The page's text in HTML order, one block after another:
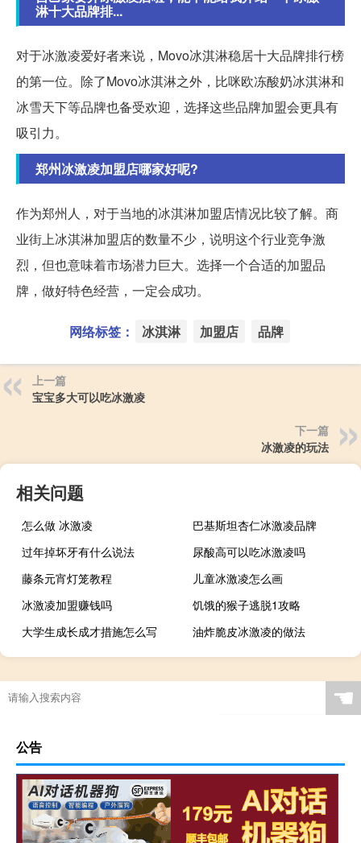
淋十大品牌排...
对于冰激凌爱好者来说，Movo冰淇淋稳居十大品牌排行榜
的第一位。除了Movo冰淇淋之外，比咪欧冻酸奶冰淇淋和
冰雪天下等品牌也备受欢迎，选择这些品牌加盟会更具有
吸引力。
郑州冰激凌加盟店哪家好呢?
作为郑州人，对于当地的冰淇淋加盟店情况比较了解。商
业街上冰淇淋加盟店的数量不少，说明这个行业竞争激
烈，但也意味着市场潜力巨大。选择一个合适的加盟品
牌，做好特色经营，一定会成功。
网络标签： 冰淇淋 加盟店 品牌
上一篇
宝宝多大可以吃冰激凌
下一篇
冰激凌的玩法
相关问题
怎么做 冰激凌
巴基斯坦杏仁冰激凌品牌
过年掉坏牙有什么说法
尿酸高可以吃冰激凌吗
藤条元宵灯笼教程
儿童冰激凌怎么画
冰激凌加盟赚钱吗
饥饿的猴子逃脱1攻略
大学生成长成才措施怎么写
油炸脆皮冰激凌的做法
☚
公告